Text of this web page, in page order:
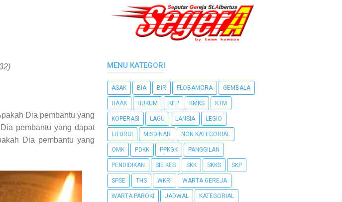
Dia pembantu yang
pembantu yang dapat
Dia pembantu yang
MENU KATEGORI
ASAK BIA BIR FLOBAMORA GEMBALA
HAAK HUKUM KEP KMKS KTM
KOPERASI LAGU LANSIA LEGIO
LITURGI MISDINAR NON KATEGORIAL
OMK PDKK PPKGK PANGGILAN
PENDIDIKAN SIE KES SKK SKKS SKP
SPSE THS WKRI WARTA GEREJA
WARTA PAROKI JADWAL KATEGORIAL